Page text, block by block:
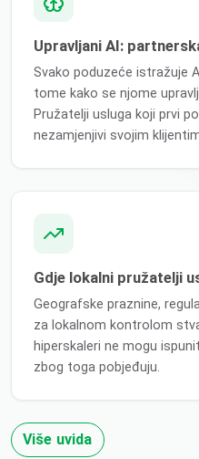
Upravljani AI:
Svako poduzeće istražuje
tome kako se njome
Pružatelji usluga koji prvi
nezamjenjivi svojim
Gdje lokalni pružatelji
Geografske praznine,
za lokalnom kontrolom
hiperskaleri ne mogu
zbog toga pobjeđuju.
Više uvida